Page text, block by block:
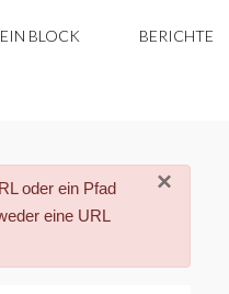
BLOCK BERICHTE
×
oder ein Pfad
eine URL